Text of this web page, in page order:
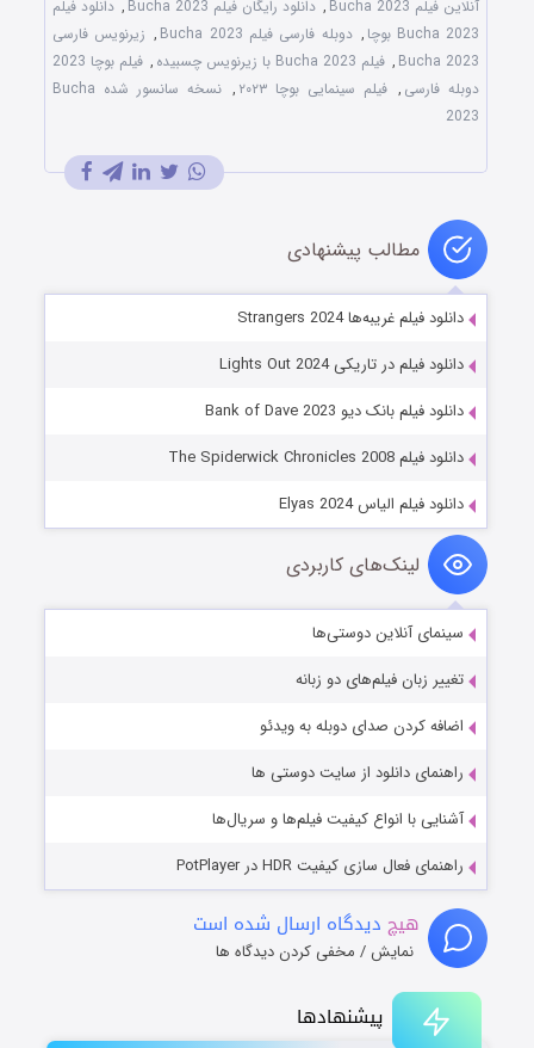
پیشنهادها
آنلاین فیلم Bucha 2023 , دانلود رایگان فیلم Bucha 2023 , دانلود فیلم
Bucha 2023 بوچا
, دوبله فارسی فیلم Bucha 2023 , زیرنویس فارسی
Bucha 2023
, فیلم Bucha 2023 با زیرنویس چسبیده ,
فیلم بوچا 2023
دوبله فارسی , فیلم سینمایی بوچا ۲۰۲۳ ,
نسخه سانسور شده Bucha
2023
مطالب پیشنهادی
دانلود فیلم غریبه‌ها Strangers 2024
دانلود فیلم در تاریکی Lights Out 2024
دانلود فیلم بانک دیو Bank of Dave 2023
دانلود فیلم The Spiderwick Chronicles 2008
دانلود فیلم الیاس Elyas 2024
لینک‌های کاربردی
سینمای آنلاین دوستی‌ها
تغییر زبان فیلم‌های دو زبانه
اضافه کردن صدای دوبله به ویدئو
راهنمای دانلود از سایت دوستی ها
آشنایی با انواع کیفیت فیلم‌ها و سریال‌ها
راهنمای فعال سازی کیفیت HDR در PotPlayer
هیچ دیدگاه ارسال شده است
نمایش / مخفی کردن دیدگاه ها